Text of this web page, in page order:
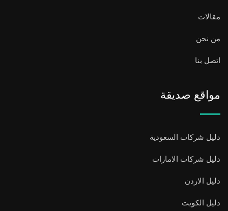
مقالات
من نحن
اتصل بنا
مواقع صديقة
دليل شركات السعودية
دليل شركات الامارات
دليل الاردن
دليل الكويت